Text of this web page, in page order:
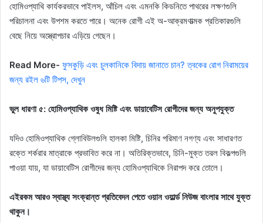
হোমিওপ্যাথি কার্যকরভাবে পাইলস, আঁচিল এবং এমনকি কিডনিতে পাথরের লক্ষণগুলি
পরিচালনা এবং উপশম করতে পারে। অনেক রোগী এই অ-আক্রমণাত্মক প্রতিকারগুলি
বেছে নিয়ে অস্ত্রোপচার এড়িয়ে গেছেন।
Read More- ফুসকুড়ি এবং চুলকানিকে বিদায় জানাতে চান? ত্বকের রোগ নিরাময়ের
জন্য রইল ৬টি টিপস, দেখুন
ভুল ধারণা ৫: হোমিওপ্যাথিক ওষুধ মিষ্টি এবং ডায়াবেটিস রোগীদের জন্য অনুপযুক্ত
যদিও হোমিওপ্যাথিক গ্লোবিউলগুলি হালকা মিষ্টি, চিনির পরিমাণ নগণ্য এবং সাধারণত
রক্তে শর্করার মাত্রাকে প্রভাবিত করে না। অতিরিক্তভাবে, চিনি-মুক্ত তরল বিকল্পগুলি
পাওয়া যায়, যা ডায়াবেটিস রোগীদের জন্য হোমিওপ্যাথিকে নিরাপদ করে তোলে।
এইরকম আরও স্বাস্থ্য সংক্রান্ত প্রতিবেদন পেতে ওয়ান ওয়ার্ল্ড নিউজ বাংলার সাথে যুক্ত
থাকুন।